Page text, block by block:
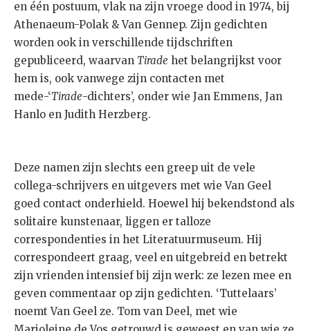
en één postuum, vlak na zijn vroege dood in 1974, bij
Athenaeum-Polak & Van Gennep. Zijn gedichten
worden ook in verschillende tijdschriften
gepubliceerd, waarvan Tirade het belangrijkst voor
hem is, ook vanwege zijn contacten met
mede-‘Tirade-dichters’, onder wie Jan Emmens, Jan
Hanlo en Judith Herzberg.
Deze namen zijn slechts een greep uit de vele
collega-schrijvers en uitgevers met wie Van Geel
goed contact onderhield. Hoewel hij bekendstond als
solitaire kunstenaar, liggen er talloze
correspondenties in het Literatuurmuseum. Hij
correspondeert graag, veel en uitgebreid en betrekt
zijn vrienden intensief bij zijn werk: ze lezen mee en
geven commentaar op zijn gedichten. ‘Tuttelaars’
noemt Van Geel ze. Tom van Deel, met wie